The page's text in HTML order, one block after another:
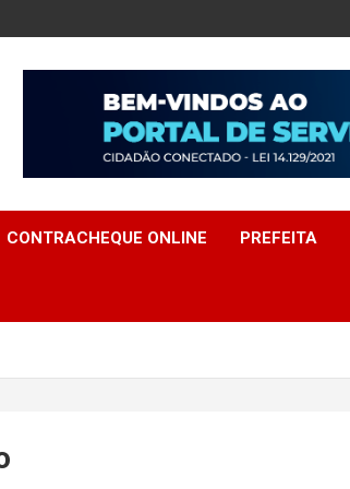
CONTRACHEQUE ONLINE PREFEITA